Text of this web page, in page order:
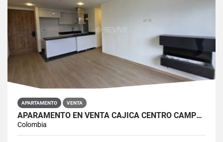
APARTAMENTO VENTA
APARAMENTO EN VENTA CAJICÁ CENTRO CAMPUS CLUB RESERVADO
Colombia